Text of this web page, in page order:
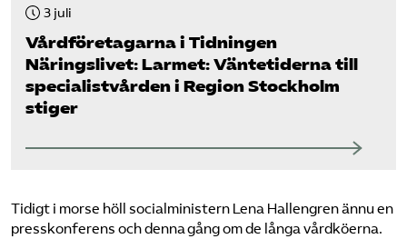
3 juli
Vård­företagarna i Tidningen
Näringslivet: Larmet: Väntetiderna till
specialistvården i Region Stockholm
stiger
Tidigt i morse höll socialministern Lena Hallengren ännu en
presskonferens och denna gång om de långa vårdköerna.